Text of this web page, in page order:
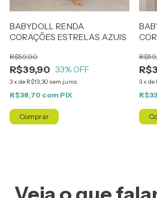
BABYDOLL RENDA
CORAÇÕES ESTRELAS AZUIS
R$39,90
R$59,90
33% OFF
3x de R$13,30 sem juros
R$38,70 com PIX
Comprar
3x de